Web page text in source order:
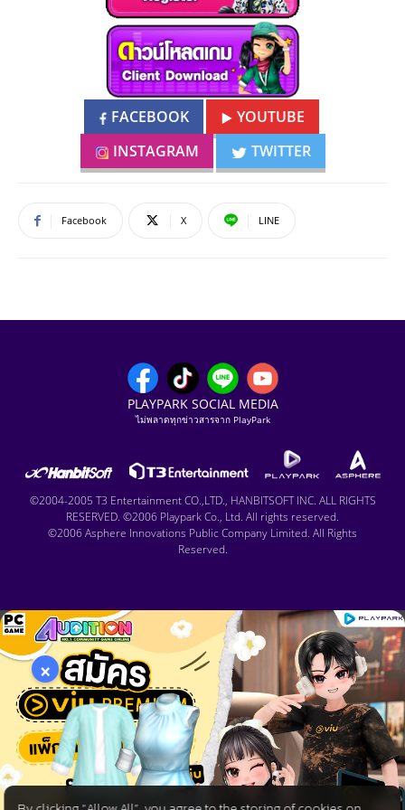
FACEBOOK
YOUTUBE
INSTAGRAM
TWITTER
Facebook X LINE
PLAYPARK SOCIAL MEDIA
ไม่พลาดทุกข่าวสารจาก PlayPark
©2004-2005 T3 Entertainment CO.,LTD., HANBITSOFT INC. ALL RIGHTS
RESERVED. ©2006 Playpark Co., Ltd. All rights reserved.
©2006 Asphere Innovations Public Company Limited. All Rights
Reserved.
×